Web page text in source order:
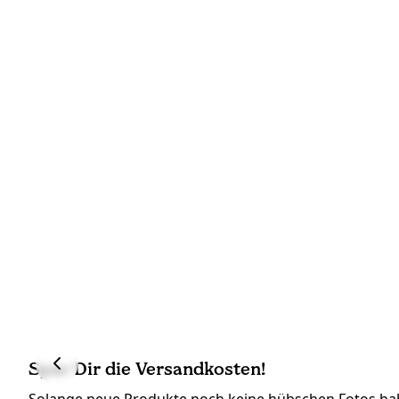
Spar Dir die Versandkosten!